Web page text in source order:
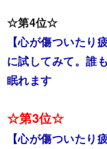
☆第4位☆
【心が傷ついたり
に試してみて。誰
眠れます
☆第3位☆
【心が傷ついたり